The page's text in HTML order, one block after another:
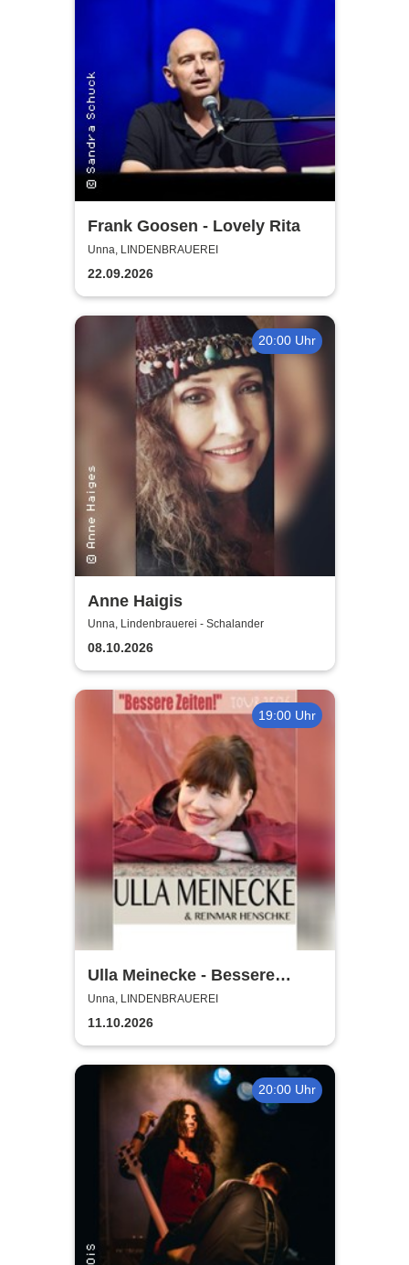
Frank Goosen - Lovely Rita
Unna, LINDENBRAUEREI
22.09.2026
20:00 Uhr
Anne Haigis
Unna, Lindenbrauerei - Schalander
08.10.2026
19:00 Uhr
Ulla Meinecke - Bessere
Zeiten Tour
Unna, LINDENBRAUEREI
11.10.2026
20:00 Uhr